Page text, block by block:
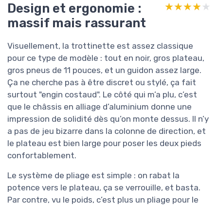
Design et ergonomie :
massif mais rassurant
★★★★★
★★★★★
Visuellement, la trottinette est assez classique
pour ce type de modèle : tout en noir, gros plateau,
gros pneus de 11 pouces, et un guidon assez large.
Ça ne cherche pas à être discret ou stylé, ça fait
surtout "engin costaud". Le côté qui m’a plu, c’est
que le châssis en alliage d’aluminium donne une
impression de solidité dès qu’on monte dessus. Il n’y
a pas de jeu bizarre dans la colonne de direction, et
le plateau est bien large pour poser les deux pieds
confortablement.
Le système de pliage est simple : on rabat la
potence vers le plateau, ça se verrouille, et basta.
Par contre, vu le poids, c’est plus un pliage pour le